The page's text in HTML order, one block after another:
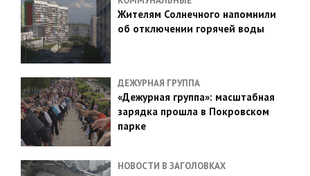
Жителям Солнечного напомнили
об отключении горячей воды
ДЕЖУРНАЯ ГРУППА
«Дежурная группа»: масштабная
зарядка прошла в Покровском
парке
НОВОСТИ В ЗАГОЛОВКАХ